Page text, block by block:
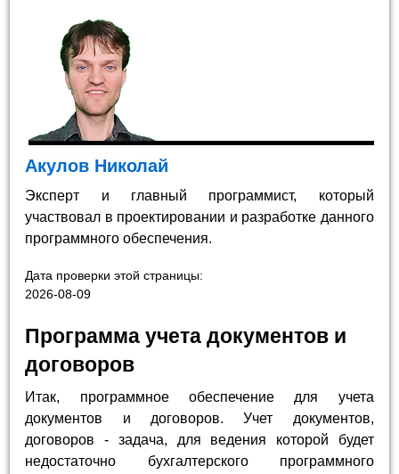
Акулов Николай
Эксперт и главный программист, который
участвовал в проектировании и разработке данного
программного обеспечения.
Дата проверки этой страницы:
2026-08-09
Программа учета документов и
договоров
Итак, программное обеспечение для учета
документов и договоров. Учет документов,
договоров - задача, для ведения которой будет
недостаточно бухгалтерского программного